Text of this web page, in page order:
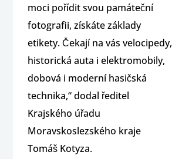
moci pořídit svou památeční
fotografii, získáte základy
etikety. Čekají na vás velocipedy,
historická auta i elektromobily,
dobová i moderní hasičská
technika,“ dodal ředitel
Krajského úřadu
Moravskoslezského kraje
Tomáš Kotyza.